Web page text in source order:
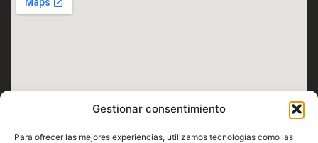
Gestionar consentimiento
Para ofrecer las mejores experiencias, utilizamos tecnologías como las
Horario